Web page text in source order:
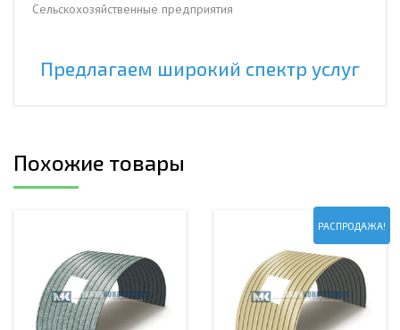
Сельскохозяйственные предприятия
Предлагаем широкий спектр услуг
Похожие товары
РАСПРОДАЖА!